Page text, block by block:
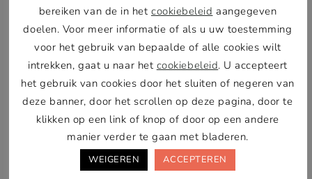
8. Hondenriem voor labrador
puppy
Bij het kiezen van een riem voor je labrador
puppy is het belangrijk dat je er eentje kiest die
past bij het formaat van je hond. Zorg dat deze in
het begin niet te lang en zwaar is. Je labrador
puppy moet nog leren lopen aan de lijn en je wilt
voorkomen dat je kleine pluizenbol, tijdens het
bereiken van de in het cookiebeleid aangegeven
doelen. Voor meer informatie of als u uw toestemming
voor het gebruik van bepaalde of alle cookies wilt
intrekken, gaat u naar het cookiebeleid. U accepteert
het gebruik van cookies door het sluiten of negeren van
deze banner, door het scrollen op deze pagina, door te
klikken op een link of knop of door op een andere
manier verder te gaan met bladeren.
WEIGEREN ACCEPTEREN